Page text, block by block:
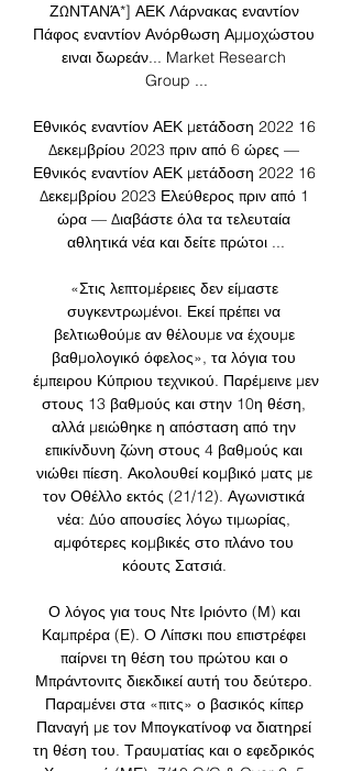
ΖΩΝΤΑΝΆ*] ΑΕΚ Λάρνακας εναντίον
Πάφος εναντίον Ανόρθωση Αμμοχώστου
ειναι δωρεάν... Market Research
Group ...
Εθνικός εναντίον ΑΕΚ μετάδοση 2022 16
Δεκεμβρίου 2023 πριν από 6 ώρες —
Εθνικός εναντίον ΑΕΚ μετάδοση 2022 16
Δεκεμβρίου 2023 Ελεύθερος πριν από 1
ώρα — Διαβάστε όλα τα τελευταία
αθλητικά νέα και δείτε πρώτοι ...
«Στις λεπτομέρειες δεν είμαστε
συγκεντρωμένοι. Εκεί πρέπει να
βελτιωθούμε αν θέλουμε να έχουμε
βαθμολογικό όφελος», τα λόγια του
έμπειρου Κύπριου τεχνικού. Παρέμεινε μεν
στους 13 βαθμούς και στην 10η θέση,
αλλά μειώθηκε η απόσταση από την
επικίνδυνη ζώνη στους 4 βαθμούς και
νιώθει πίεση. Ακολουθεί κομβικό ματς με
τον Οθέλλο εκτός (21/12). Αγωνιστικά
νέα: Δύο απουσίες λόγω τιμωρίας,
αμφότερες κομβικές στο πλάνο του
κόουτς Σατσιά.
Ο λόγος για τους Ντε Ιριόντο (Μ) και
Καμπρέρα (Ε). Ο Λίπσκι που επιστρέφει
παίρνει τη θέση του πρώτου και ο
Μπράντονιτς διεκδικεί αυτή του δεύτερο.
Παραμένει στα «πιτς» ο βασικός κίπερ
Παναγή με τον Μπογκατίνοφ να διατηρεί
τη θέση του. Τραυματίας και ο εφεδρικός